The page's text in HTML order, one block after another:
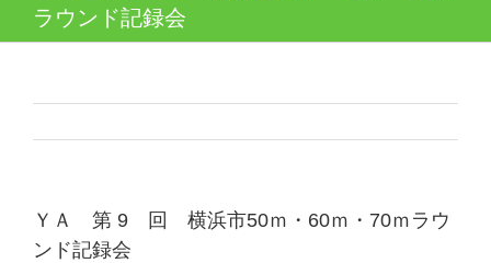
ラウンド記録会
ＹＡ 第 9 回 横浜市50ｍ・60ｍ・70ｍラウ
ンド記録会